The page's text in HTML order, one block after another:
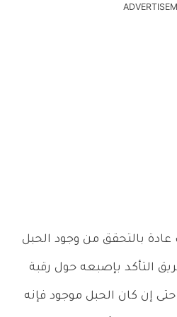
عادة بالتحقق من وجود الحبل
التأكد بإصبعه حول رقبة
إن كان الحبل موجود فإنه